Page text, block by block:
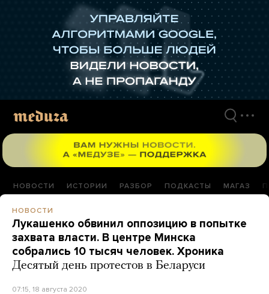
НОВОСТИ ИСТОРИИ РАЗБОР ПОДКАСТЫ МАГАЗ
НОВОСТИ
Лукашенко обвинил оппозицию в попытке
захвата власти. В центре Минска
собрались 10 тысяч человек. Хроника
Десятый день протестов в Беларуси
07:15, 18 августа 2020